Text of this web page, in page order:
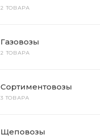
2 ТОВАРА
Газовозы
2 ТОВАРА
Сортиментовозы
3 ТОВАРА
Щеповозы